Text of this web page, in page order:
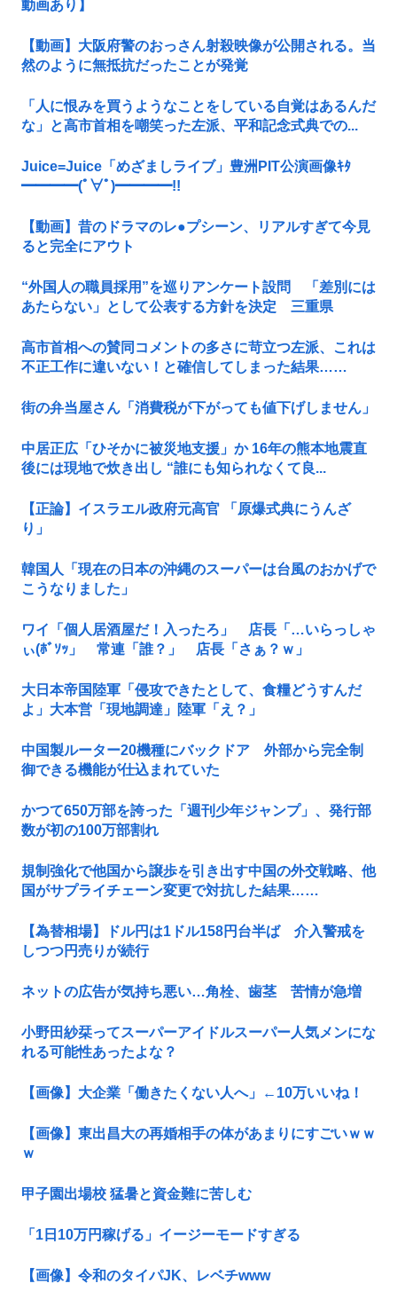
動画あり】
【動画】大阪府警のおっさん射殺映像が公開される。当
然のように無抵抗だったことが発覚
「人に恨みを買うようなことをしている自覚はあるんだ
な」と高市首相を嘲笑った左派、平和記念式典での...
Juice=Juice「めざましライブ」豊洲PIT公演画像ｷﾀ
━━━━(ﾟ∀ﾟ)━━━━!!
【動画】昔のドラマのレ●プシーン、リアルすぎて今見
ると完全にアウト
“外国人の職員採用”を巡りアンケート設問 「差別には
あたらない」として公表する方針を決定 三重県
高市首相への賛同コメントの多さに苛立つ左派、これは
不正工作に違いない！と確信してしまった結果……
街の弁当屋さん「消費税が下がっても値下げしません」
中居正広「ひそかに被災地支援」か 16年の熊本地震直
後には現地で炊き出し “誰にも知られなくて良...
【正論】イスラエル政府元高官 「原爆式典にうんざ
り」
韓国人「現在の日本の沖縄のスーパーは台風のおかげで
こうなりました」
ワイ「個人居酒屋だ！入ったろ」 店長「…いらっしゃ
ぃ(ﾎﾞｿｯ」 常連「誰？」 店長「さぁ？ｗ」
大日本帝国陸軍「侵攻できたとして、食糧どうすんだ
よ」大本営「現地調達」陸軍「え？」
中国製ルーター20機種にバックドア 外部から完全制
御できる機能が仕込まれていた
かつて650万部を誇った「週刊少年ジャンプ」、発行部
数が初の100万部割れ
規制強化で他国から譲歩を引き出す中国の外交戦略、他
国がサプライチェーン変更で対抗した結果……
【為替相場】ドル円は1ドル158円台半ば 介入警戒を
しつつ円売りが続行
ネットの広告が気持ち悪い…角栓、歯茎 苦情が急増
小野田紗栞ってスーパーアイドルスーパー人気メンにな
れる可能性あったよな？
【画像】大企業「働きたくない人へ」←10万いいね！
【画像】東出昌大の再婚相手の体があまりにすごいｗｗ
ｗ
甲子園出場校 猛暑と資金難に苦しむ
「1日10万円稼げる」イージーモードすぎる
【画像】令和のタイパJK、レベチwww